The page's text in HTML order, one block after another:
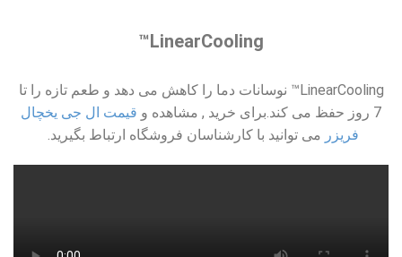
LinearCooling™
LinearCooling™ نوسانات دما را کاهش می دهد و طعم تازه را تا
7 روز حفظ می کند.برای خرید , مشاهده و
قیمت ال جی یخچال
فریزر می توانید با کارشناسان فروشگاه ارتباط بگیرید.